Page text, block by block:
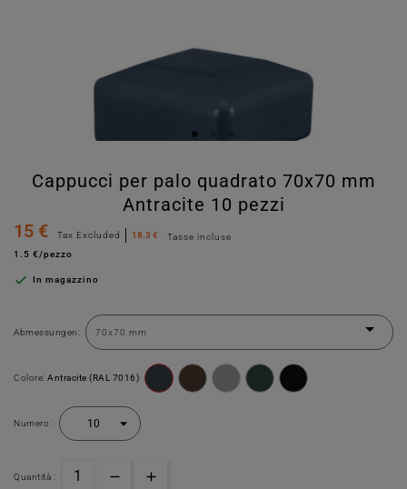
Cappucci per palo quadrato 70x70 mm
Antracite 10 pezzi
15 €
Tax Excluded 18.3 €
Tasse incluse
1.5 €/pezzo
 In magazzino
Abmessungen:
Colore: Antracite (RAL 7016)
Numero :
Quantità :